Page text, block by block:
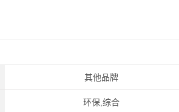
其他品牌
环保,综合